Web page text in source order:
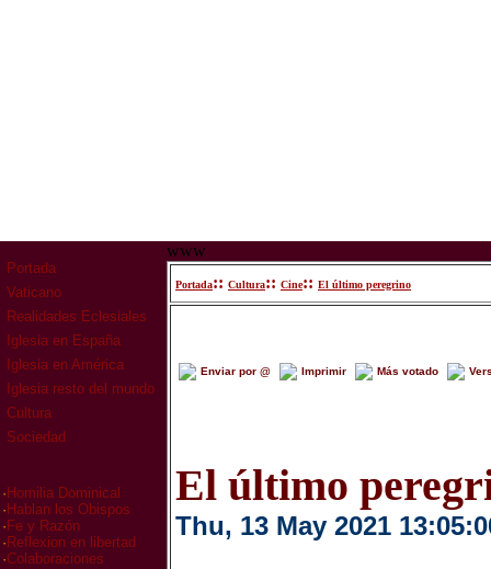
Portada
Vaticano
Realidades Eclesiales
Iglesia en España
Iglesia en América
Iglesia resto del mundo
Cultura
Sociedad
· Homilia Dominical
· Hablan los Obispos
· Fe y Razón
· Reflexion en libertad
·Colaboraciones
www
Portada:: Cultura:: Cine:: El último peregrino
Enviar por @ Imprimir Más votado
El último
Thu, 13 May 2021